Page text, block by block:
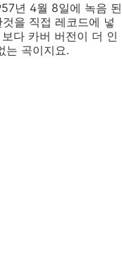
년 4월 8일에 녹음 된
을 직접 레코드에 넣
다 카버 버전이 더 인
는 곡이지요.